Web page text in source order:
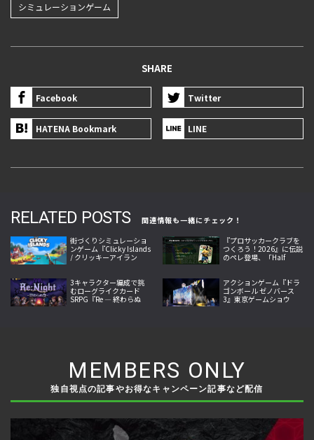
シミュレーションゲーム
SHARE
Facebook Twitter
HATENA Bookmark LINE
RELATED POSTS
関連情報も一緒にチェック！
街づくりシミュレーショ
ンゲーム『Clicky Islands
/ クリッキーアイラン
『プロサッカークラブを
つくろう！2026』に伝説
のペレ登場、「Half
3キャラクター編成で挑
むローグライクカード
SRPG『Re ― 終わらぬ
アクションゲーム『ドラ
ゴンボール ゼノバース
3』東京ゲームショウ
MEMBERS ONLY
独自視点の記事やお得なキャンペーン記事など配信